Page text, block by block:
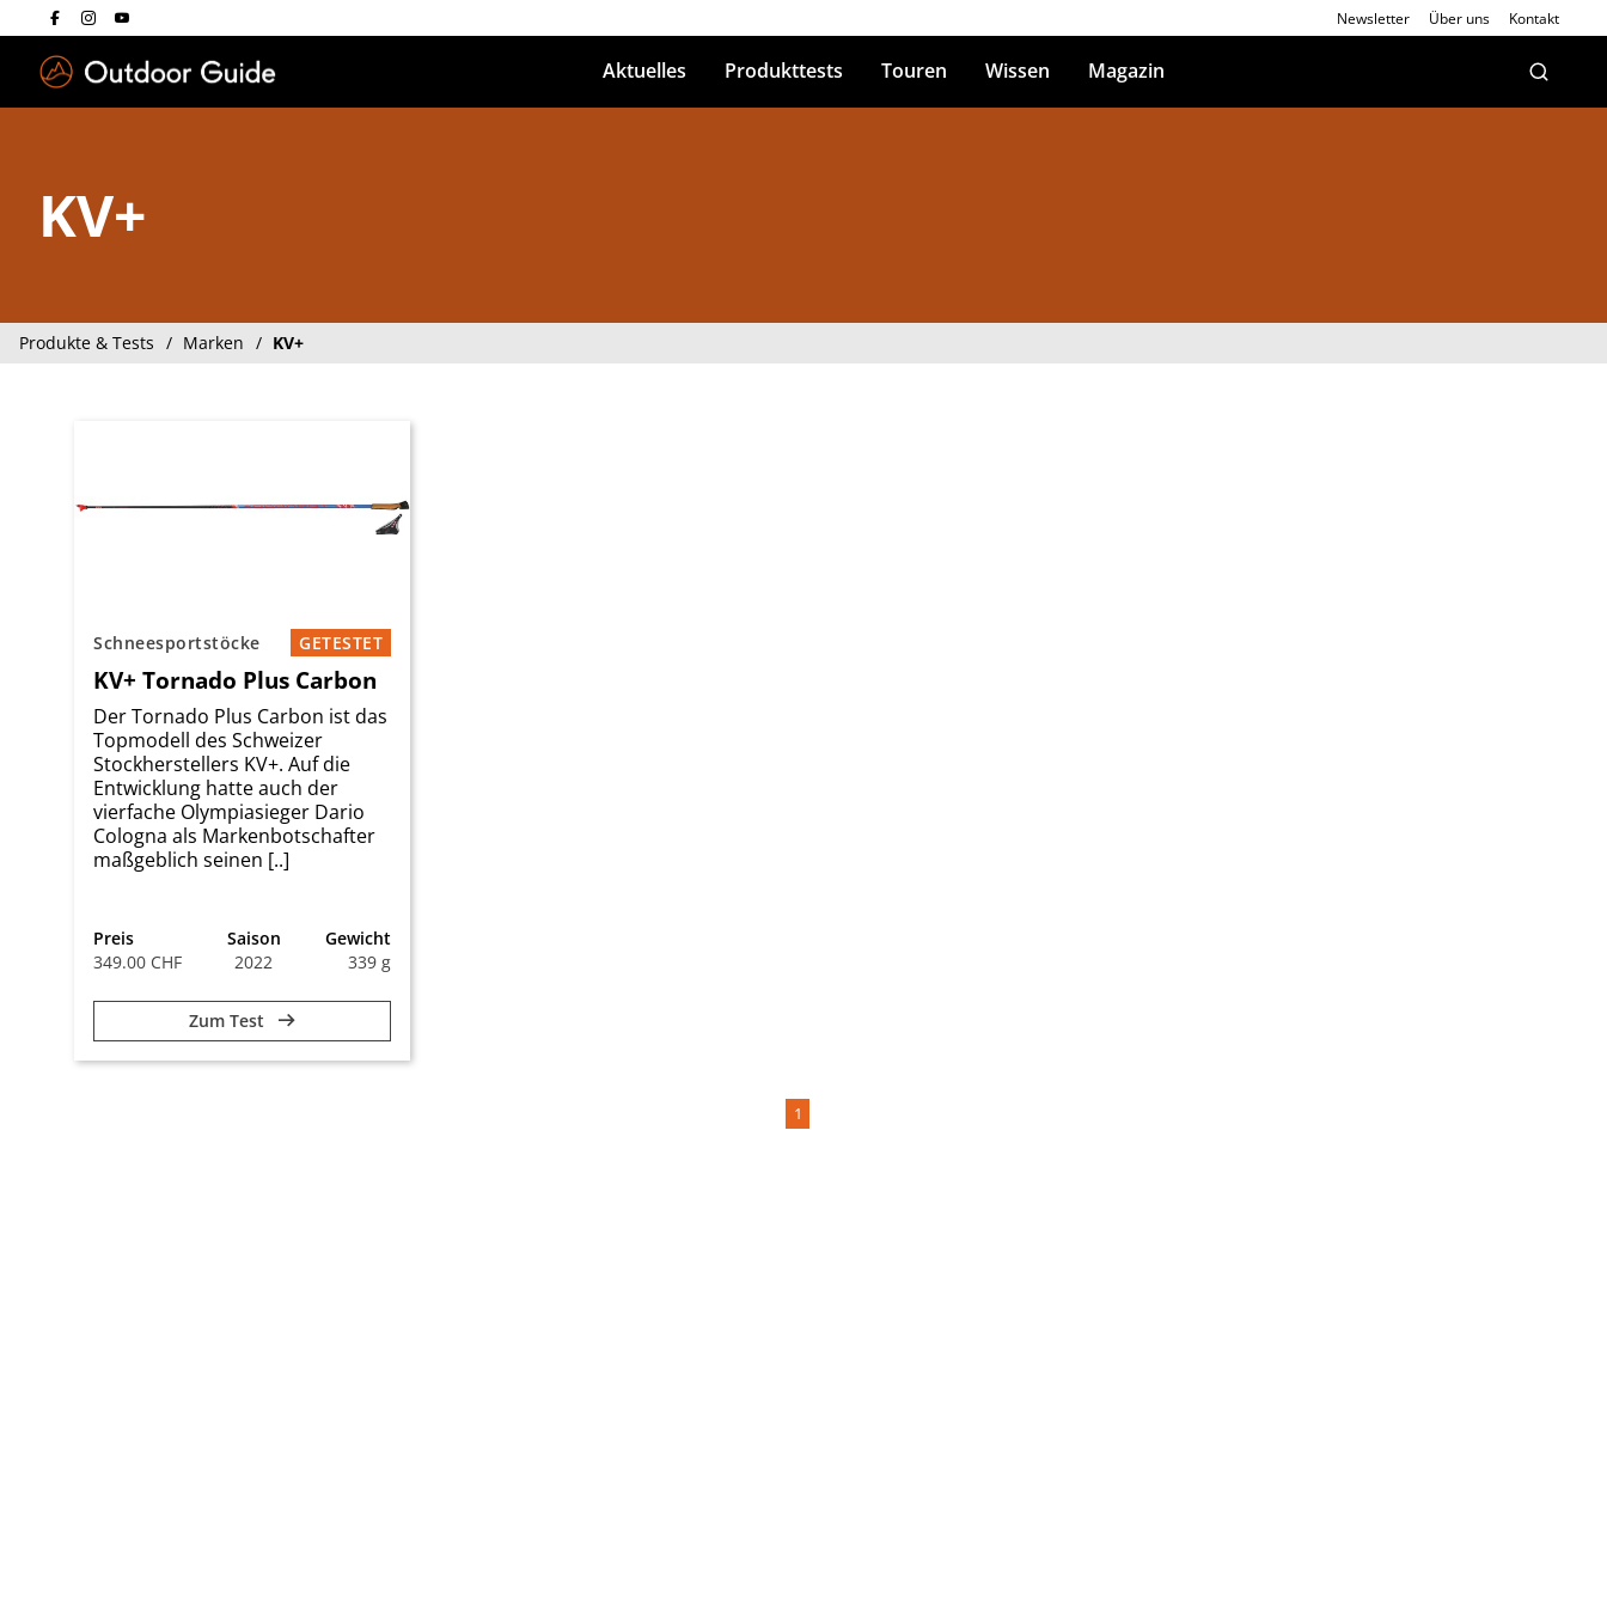
Newsletter Über uns Kontakt
Aktuelles Produkttests Touren Wissen Magazin
KV+
Produkte & Tests Marken KV+
Schneesportstöcke GETESTET
KV+ Tornado Plus Carbon
Der Tornado Plus Carbon ist das
Topmodell des Schweizer
Stockherstellers KV+. Auf die
Entwicklung hatte auch der
vierfache Olympiasieger Dario
Cologna als Markenbotschafter
maßgeblich seinen [..]
Preis
349.00 CHF
Saison
2022
Gewicht
339 g
Zum Test
1